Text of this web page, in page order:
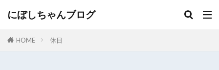
にぼしちゃんブログ
HOME 休日